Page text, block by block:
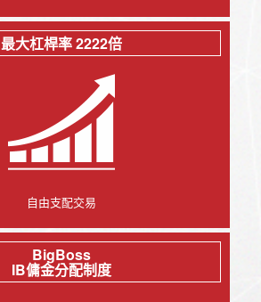
最大杠桿率 2222倍
自由支配交易
BigBoss
IB傭金分配制度